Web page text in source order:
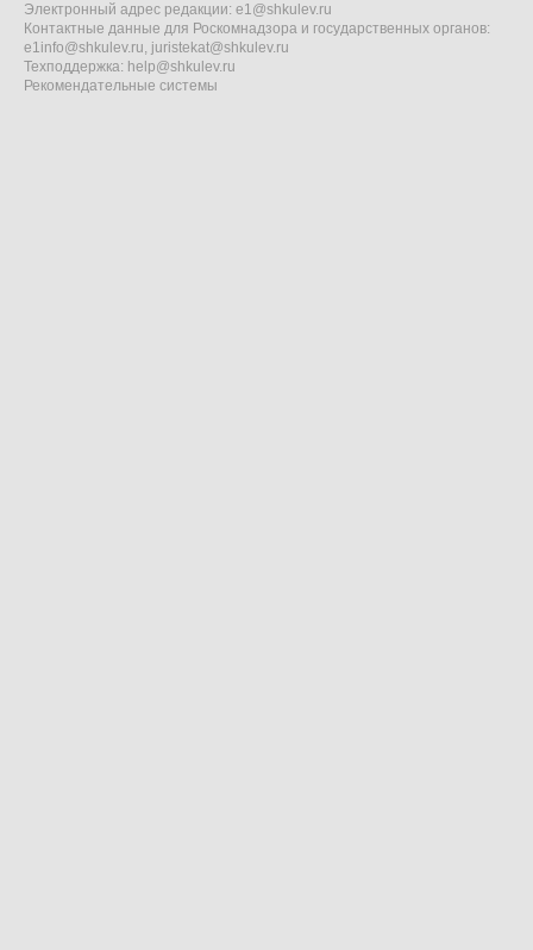
Электронный адрес редакции: e1@shkulev.ru
Контактные данные для Роскомнадзора и государственных органов:
e1info@shkulev.ru, juristekat@shkulev.ru
Техподдержка: help@shkulev.ru
Рекомендательные системы